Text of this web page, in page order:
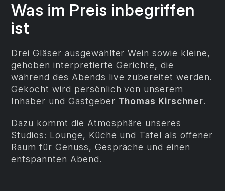
Was im Preis inbegriffen
ist
Drei Gläser ausgewählter Wein sowie kleine,
gehoben interpretierte Gerichte, die
während des Abends live zubereitet werden.
Gekocht wird persönlich von unserem
Inhaber und Gastgeber Thomas Kirschner.
Dazu kommt die Atmosphäre unseres
Studios: Lounge, Küche und Tafel als offener
Raum für Genuss, Gespräche und einen
entspannten Abend.